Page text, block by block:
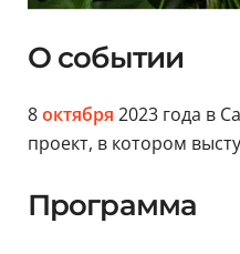
О событии
8октября 2023 года в
проект, в котором
Программа